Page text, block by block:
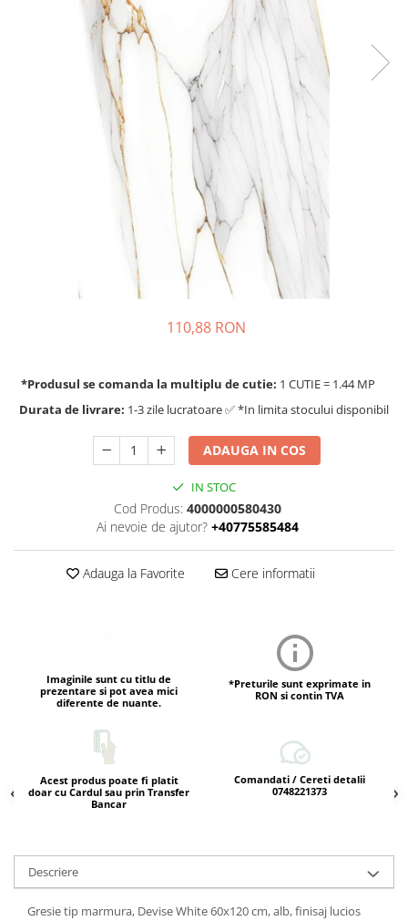
110,88 RON
*Produsul se comanda la multiplu de cutie: 1 CUTIE = 1.44 MP
Durata de livrare: 1-3 zile lucratoare ✅ *In limita stocului disponibil
ADAUGA IN COS
IN STOC
Cod Produs: 4000000580430
Ai nevoie de ajutor? +40775585484
Adauga la Favorite Cere informatii
Imaginile sunt cu titlu de
prezentare si pot avea mici
diferente de nuante.
*Preturile sunt exprimate in
RON si contin TVA
Acest produs poate fi platit
doar cu Cardul sau prin Transfer
Bancar
Comandati / Cereti detalii
0748221373
Descriere
Gresie tip marmura, Devise White 60x120 cm, alb, finisaj lucios